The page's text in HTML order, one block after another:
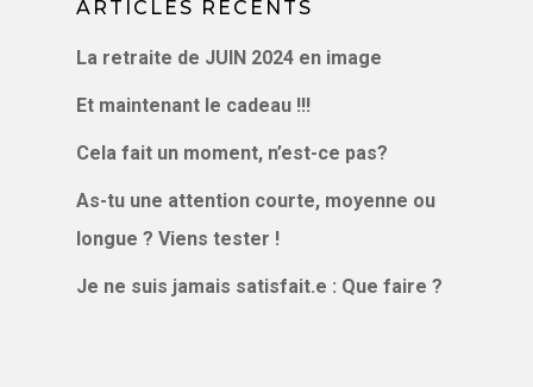
ARTICLES RÉCENTS
La retraite de JUIN 2024 en image
Et maintenant le cadeau !!!
Cela fait un moment, n’est-ce pas?
As-tu une attention courte, moyenne ou
longue ? Viens tester !
Je ne suis jamais satisfait.e : Que faire ?
VIDÉOS
PODCAST